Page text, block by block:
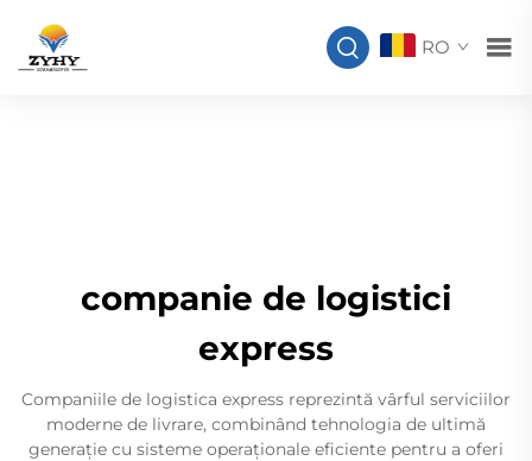
RO
companie de logistici
express
Companiile de logistica express reprezintă vârful serviciilor
moderne de livrare, combinând tehnologia de ultimă
generație cu sisteme operaționale eficiente pentru a oferi